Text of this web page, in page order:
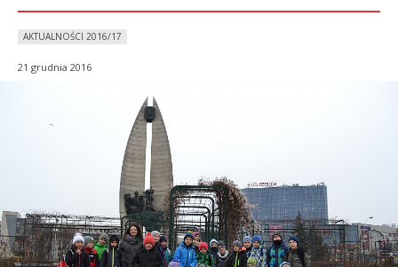
AKTUALNOŚCI 2016/17
21 grudnia 2016